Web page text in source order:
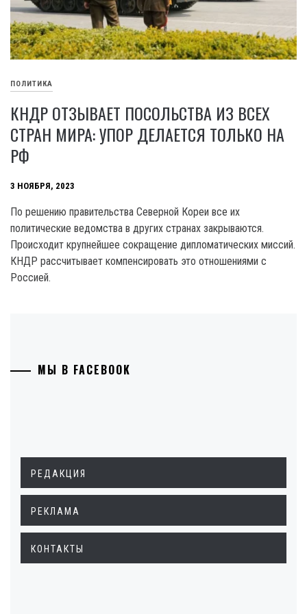
ПОЛИТИКА
КНДР ОТЗЫВАЕТ ПОСОЛЬСТВА ИЗ ВСЕХ
СТРАН МИРА: УПОР ДЕЛАЕТСЯ ТОЛЬКО НА
РФ
3 НОЯБРЯ, 2023
По решению правительства Северной Кореи все их
политические ведомства в других странах закрываются.
Происходит крупнейшее сокращение дипломатических миссий.
КНДР рассчитывает компенсировать это отношениями с
Россией.
МЫ В FACEBOOK
РЕДАКЦИЯ
РЕКЛАМА
КОНТАКТЫ